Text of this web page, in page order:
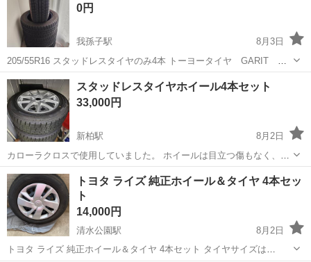
0円
我孫子駅
8月3日
205/55R16 スタッドレスタイヤのみ4本 トーヨータイヤ GARIT
2018年製 8分山 中古品となります。 ノークレームにてお取引いただけ
る方でお願い致します。
千葉 柏市 我孫子駅 タイヤ、ホイール
スタッドレスタイヤ
スタッドレスタイヤホイール4本セット
33,000円
新柏駅
8月2日
カローラクロスで使用していました。 ホイールは目立つ傷もなく、タ
イヤも溝たっぷりあります。傷はあくまでも個人の主観なので中古と
いう認識でお願いします。 汚れもほとんど付いてないので綺麗な状態
です。 215/60R17 202...
千葉 柏市 新柏駅 タイヤ、ホイール
トヨタ ライズ 純正ホイール＆タイヤ 4本セッ
ト
14,000円
清水公園駅
8月2日
トヨタ ライズ 純正ホイール＆タイヤ 4本セット タイヤサイズは